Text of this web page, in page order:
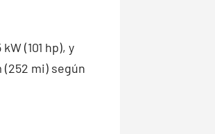
(101 hp), y
(252 mi) según